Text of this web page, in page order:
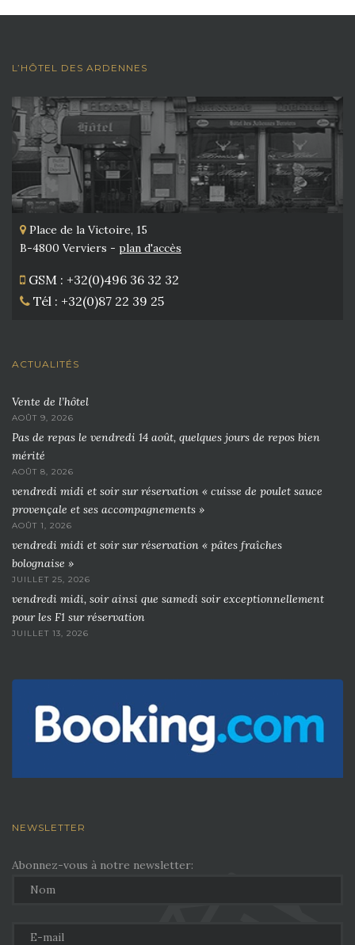
L’HÔTEL DES ARDENNES
Place de la Victoire, 15
B-4800 Verviers - plan d'accès
GSM : +32(0)496 36 32 32
Tél : +32(0)87 22 39 25
ACTUALITÉS
Vente de l’hôtel
AOÛT 9, 2026
Pas de repas le vendredi 14 août, quelques jours de repos bien
mérité
AOÛT 8, 2026
vendredi midi et soir sur réservation « cuisse de poulet sauce
provençale et ses accompagnements »
AOÛT 1, 2026
vendredi midi et soir sur réservation « pâtes fraîches
bolognaise »
JUILLET 25, 2026
vendredi midi, soir ainsi que samedi soir exceptionnellement
pour les F1 sur réservation
JUILLET 13, 2026
NEWSLETTER
Abonnez-vous à notre newsletter: